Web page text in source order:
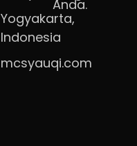
Yogyakarta,
Indonesia
mcsyauqi.com
Anda.